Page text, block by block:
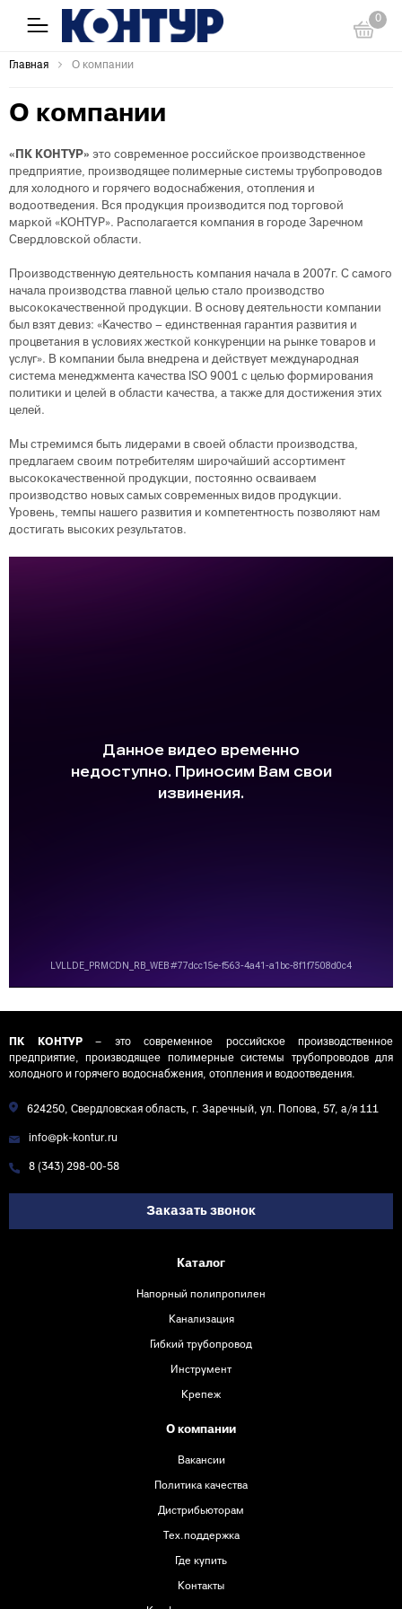
0
Главная О компании
О компании
«ПК КОНТУР» это современное российское производственное
предприятие, производящее полимерные системы трубопроводов
для холодного и горячего водоснабжения, отопления и
водоотведения. Вся продукция производится под торговой
маркой «КОНТУР». Располагается компания в городе Заречном
Свердловской области.
Производственную деятельность компания начала в 2007г. С самого
начала производства главной целью стало производство
высококачественной продукции. В основу деятельности компании
был взят девиз: «Качество – единственная гарантия развития и
процветания в условиях жесткой конкуренции на рынке товаров и
услуг». В компании была внедрена и действует международная
система менеджмента качества ISO 9001 с целью формирования
политики и целей в области качества, а также для достижения этих
целей.
Мы стремимся быть лидерами в своей области производства,
предлагаем своим потребителям широчайший ассортимент
высококачественной продукции, постоянно осваиваем
производство новых самых современных видов продукции.
Уровень, темпы нашего развития и компетентность позволяют нам
достигать высоких результатов.
ПК КОНТУР– это современное российское производственное
предприятие, производящее полимерные системы трубопроводов для
холодного и горячего водоснабжения, отопления и водоотведения.
624250, Свердловская область, г. Заречный, ул. Попова, 57, а/я 111
info@pk-kontur.ru
8 (343) 298-00-58
Заказать звонок
Каталог
Напорный полипропилен
Канализация
Гибкий трубопровод
Инструмент
Крепеж
О компании
Вакансии
Политика качества
Дистрибьюторам
Тех.поддержка
Где купить
Контакты